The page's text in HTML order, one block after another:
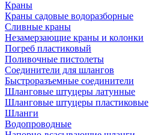
Краны
Краны садовые водоразборные
Сливные краны
Незамерзающие краны и колонки
Погреб пластиковый
Поливочные пистолеты
Соединители для шлангов
Быстроразъемные соединители
Шланговые штуцеры латунные
Шланговые штуцеры пластиковые
Шланги
Водопроводные